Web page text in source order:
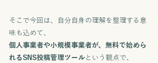
そこで今回は、自分自身の理解を整理する意
味も込めて、
個人事業者や小規模事業者が、無料で始めら
れるSNS投稿管理ツール という観点で、